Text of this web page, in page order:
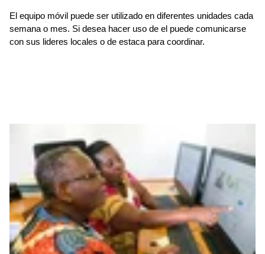
El equipo móvil puede ser utilizado en diferentes unidades cada
semana o mes. Si desea hacer uso de el puede comunicarse
con sus lideres locales o de estaca para coordinar.